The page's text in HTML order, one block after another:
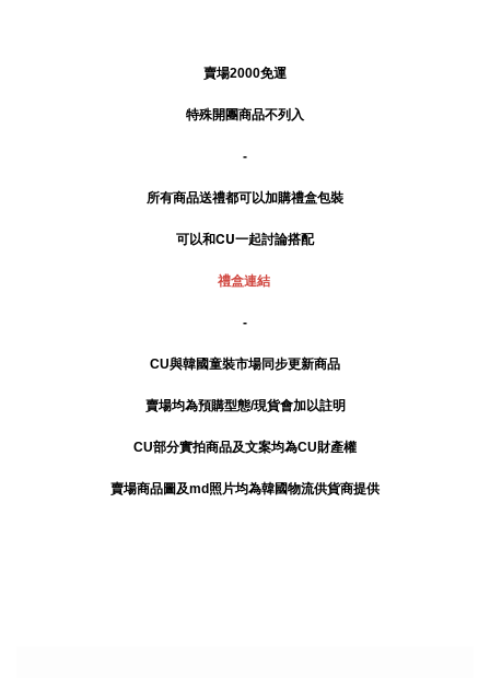
賣場2000免運
特殊開團商品不列入
-
所有商品送禮都可以加購禮盒包裝
可以和CU一起討論搭配
禮盒連結
-
CU與韓國童裝市場同步更新商品
賣場均為預購型態/現貨會加以註明
CU部分實拍商品及文案均為CU財產權
賣場商品圖及md照片均為韓國物流供貨商提供